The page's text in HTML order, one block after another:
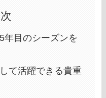
年目のシーズンを
て活躍できる貴重